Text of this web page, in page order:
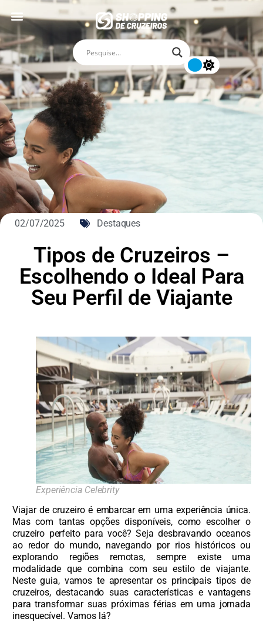
02/07/2025 Destaques
Tipos de Cruzeiros –
Escolhendo o Ideal Para
Seu Perfil de Viajante
Experiência Celebrity
Viajar de cruzeiro é embarcar em uma experiência única.
Mas com tantas opções disponíveis, como escolher o
cruzeiro perfeito para você? Seja desbravando oceanos
ao redor do mundo, navegando por rios históricos ou
explorando regiões remotas, sempre existe uma
modalidade que combina com seu estilo de viajante.
Neste guia, vamos te apresentar os principais tipos de
cruzeiros, destacando suas características e vantagens
para transformar suas próximas férias em uma jornada
inesquecível. Vamos lá?